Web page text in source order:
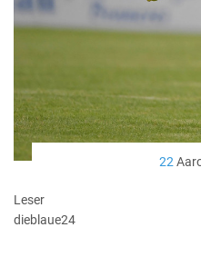
22
Leser
dieblaue24